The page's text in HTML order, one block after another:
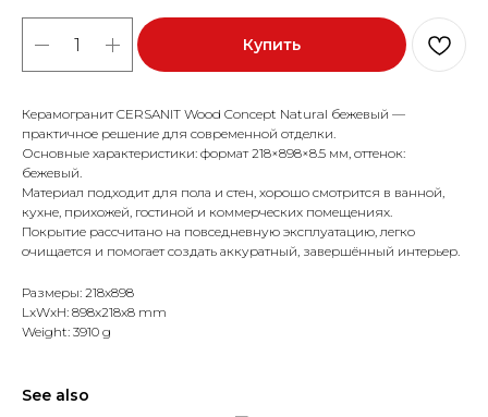
Купить
Керамогранит CERSANIT Wood Concept Natural бежевый —
практичное решение для современной отделки.
Основные характеристики: формат 218×898×8.5 мм, оттенок:
бежевый.
Материал подходит для пола и стен, хорошо смотрится в ванной,
кухне, прихожей, гостиной и коммерческих помещениях.
Покрытие рассчитано на повседневную эксплуатацию, легко
очищается и помогает создать аккуратный, завершённый интерьер.
Размеры: 218x898
LxWxH: 898x218x8 mm
Weight: 3910 g
See also